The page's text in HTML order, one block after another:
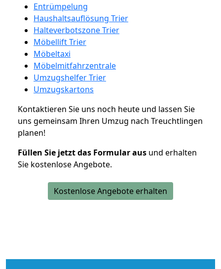
Entrümpelung
Haushaltsauflösung Trier
Halteverbotszone Trier
Möbellift Trier
Möbeltaxi
Möbelmitfahrzentrale
Umzugshelfer Trier
Umzugskartons
Kontaktieren Sie uns noch heute und lassen Sie
uns gemeinsam Ihren Umzug nach Treuchtlingen
planen!
Füllen Sie jetzt das Formular aus und erhalten
Sie kostenlose Angebote.
Kostenlose Angebote erhalten